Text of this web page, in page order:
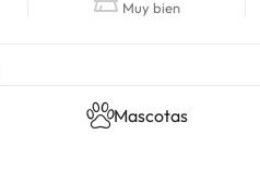
Muy bien
Mascotas